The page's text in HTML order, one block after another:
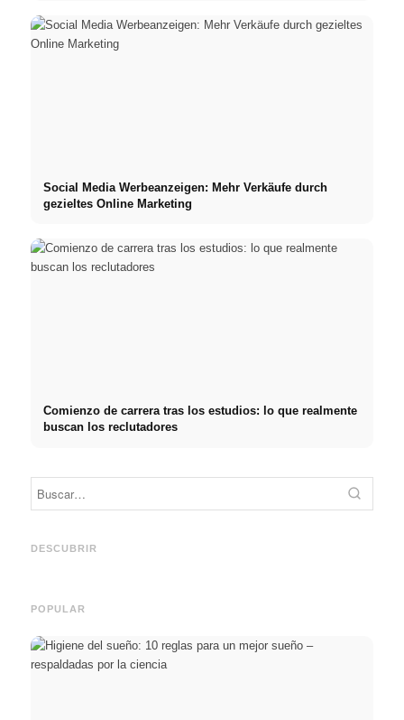
Social Media Werbeanzeigen: Mehr Verkäufe durch
gezieltes Online Marketing
Comienzo de carrera tras los estudios: lo que realmente
buscan los reclutadores
DESCUBRIR
Práctica profesional en
y el camino directo hacia la
Financiar los estudios en
POPULAR